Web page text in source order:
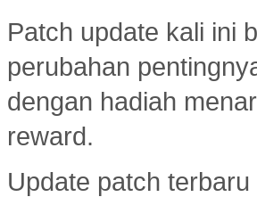
Patch update kali ini
perubahan
dengan hadiah
reward.
Update patch